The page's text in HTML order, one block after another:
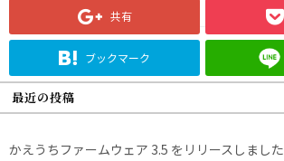
共有
ブックマーク
最近の投稿
かえうちファームウェア 3.5 をリリースしました